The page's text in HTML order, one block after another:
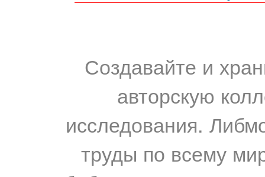
Создавайте и
авторскую
исследования.
труды по всему